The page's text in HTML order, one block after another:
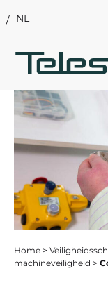
NL
Home >
machineveiligheid >